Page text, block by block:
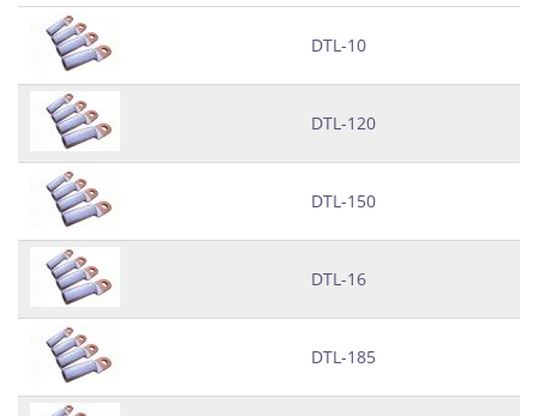
DTL-10
DTL-120
DTL-150
DTL-16
DTL-185